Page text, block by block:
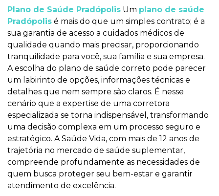
Plano de Saúde Pradópolis Um plano de saúde
Pradópolis é mais do que um simples contrato; é a
sua garantia de acesso a cuidados médicos de
qualidade quando mais precisar, proporcionando
tranquilidade para você, sua família e sua empresa.
A escolha do plano de saúde correto pode parecer
um labirinto de opções, informações técnicas e
detalhes que nem sempre são claros. É nesse
cenário que a expertise de uma corretora
especializada se torna indispensável, transformando
uma decisão complexa em um processo seguro e
estratégico. A Saúde Vida, com mais de 12 anos de
trajetória no mercado de saúde suplementar,
compreende profundamente as necessidades de
quem busca proteger seu bem-estar e garantir
atendimento de excelência.